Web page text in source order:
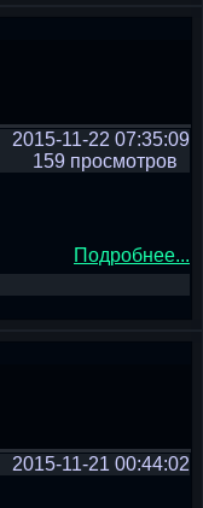
2015-11-22 07:35:09
159 просмотров
Подробнее...
2015-11-21 00:44:02